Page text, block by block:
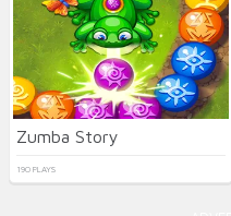
Zumba Story
190 PLAYS